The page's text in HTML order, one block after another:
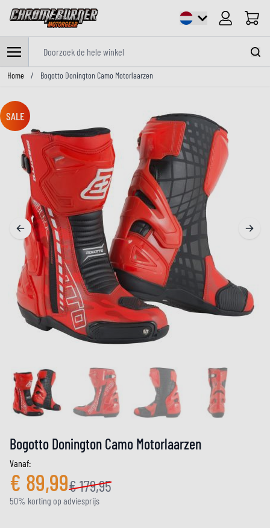
Cart
Ga naar de inhoud
Home / Bogotto Donington Camo Motorlaarzen
SALE
Bogotto Donington Camo Motorlaarzen
Vanaf:
€ 89,99€ 179,95
50% korting op adviesprijs